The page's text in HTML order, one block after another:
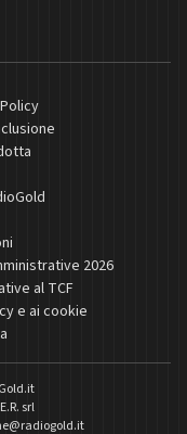
2026
al TCF
e ai cookie
srl